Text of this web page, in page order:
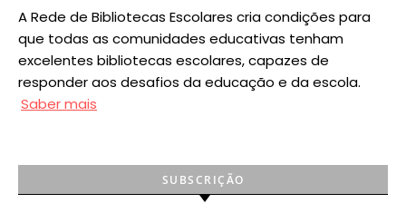
A Rede de Bibliotecas Escolares cria condições para
que todas as comunidades educativas tenham
excelentes bibliotecas escolares, capazes de
responder aos desafios da educação e da escola.
Saber mais
SUBSCRIÇÃO